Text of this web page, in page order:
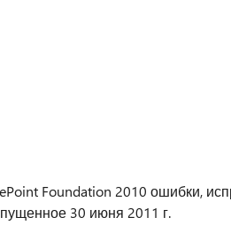
Foundation 2010 ошибки,
30 июня 2011 г.